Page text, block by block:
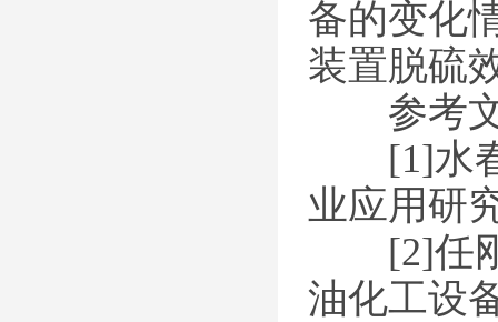
备的变化
装置脱硫
参考
[1]水春
业应用研
[2]任刚.
油化工设